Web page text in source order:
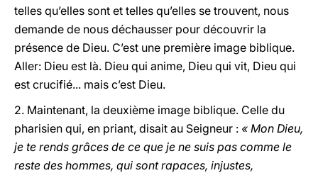
telles qu’elles sont et telles qu’elles se trouvent, nous
demande de nous déchausser pour découvrir la
présence de Dieu. C’est une première image biblique.
Aller: Dieu est là. Dieu qui anime, Dieu qui vit, Dieu qui
est crucifié... mais c’est Dieu.
2. Maintenant, la deuxième image biblique. Celle du
pharisien qui, en priant, disait au Seigneur : « Mon Dieu,
je te rends grâces de ce que je ne suis pas comme le
reste des hommes, qui sont rapaces, injustes,